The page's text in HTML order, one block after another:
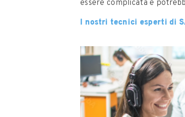
essere complicata e
I nostri tecnici esperti di